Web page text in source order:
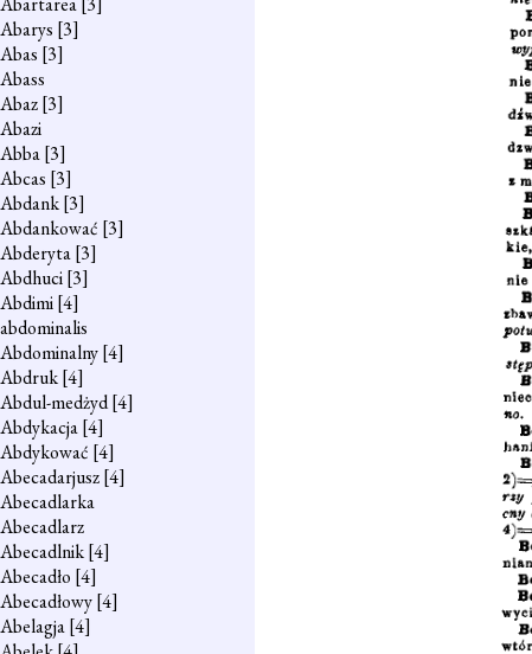
Abarys [3]
Abas [3]
Abass
Abaz[3]
Abazi
Abba[3]
Abcas [3]
Abdank[3]
Abdankować [3]
Abderyta[3]
Abdhuci[3]
Abdimi[4]
abdominalis
Abdominalny[4]
Abdruk[4]
Abdul-medżyd[4]
Abdykacja[4]
Abdykować [4]
Abecadarjusz[4]
Abecadlarka
Abecadlarz
Abecadlnik[4]
Abecadło [4]
Abecadłowy[4]
Abelagja[4]